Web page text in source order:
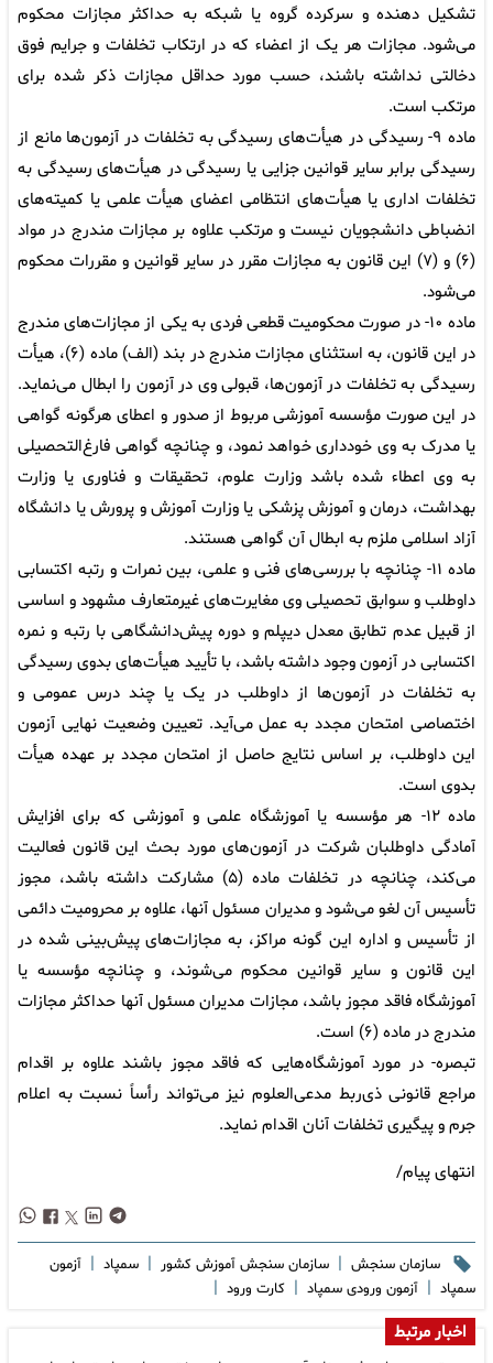
تشکیل ‌دهنده و سرکرده گروه یا شبکه به حداکثر مجازات محکوم
می‌شود. مجازات هر یک از اعضاء که در ارتکاب تخلفات و جرایم فوق
دخالتی نداشته باشند، حسب مورد حداقل مجازات ذکر شده برای
مرتکب است.
ماده ۹- رسیدگی در هیأت‌های رسیدگی به تخلفات در آزمون‌ها مانع از
رسیدگی برابر سایر قوانین جزایی یا رسیدگی در هیأت‌های رسیدگی به
تخلفات اداری یا هیأت‌های انتظامی اعضای هیأت علمی یا کمیته‌های
انضباطی دانشجویان نیست و مرتکب علاوه بر مجازات مندرج در مواد
(۶) و (۷) این قانون به مجازات مقرر در سایر قوانین و مقررات محکوم
می‌شود.
ماده ۱۰- در صورت محکومیت قطعی فردی به یکی از مجازات‌های مندرج
در این قانون، به استثنای مجازات مندرج در بند (الف) ماده (۶)، هیأت
رسیدگی به تخلفات در آزمون‌ها، قبولی وی در آزمون را ابطال می‌نماید.
در این صورت مؤسسه آموزشی مربوط از صدور و اعطای هرگونه گواهی
یا مدرک به وی خودداری خواهد نمود، و چنانچه گواهی فارغ‌التحصیلی
به وی اعطاء شده باشد وزارت علوم، تحقیقات و فناوری یا وزارت
بهداشت، درمان و آموزش پزشکی یا وزارت آموزش و پرورش یا دانشگاه
آزاد اسلامی ملزم به ابطال آن گواهی هستند.
ماده ۱۱- چنانچه با بررسی‌های فنی و علمی، بین نمرات و رتبه اکتسابی
داوطلب و سوابق تحصیلی وی مغایرت‌های غیرمتعارف مشهود و اساسی
از قبیل عدم تطابق معدل دیپلم و دوره پیش‌دانشگاهی با رتبه و نمره
اکتسابی در آزمون وجود داشته باشد، با تأیید هیأت‌های بدوی رسیدگی
به تخلفات در آزمون‌ها از داوطلب در یک یا چند درس عمومی و
اختصاصی امتحان مجدد به عمل می‌آید. تعیین وضعیت نهایی آزمون
این داوطلب، بر اساس نتایج حاصل از امتحان مجدد بر عهده هیأت
بدوی است.
ماده ۱۲- هر مؤسسه یا آموزشگاه علمی و آموزشی که برای افزایش
آمادگی داوطلبان شرکت در آزمون‌های مورد بحث این قانون فعالیت
می‌کند، چنانچه در تخلفات ماده (۵) مشارکت داشته باشد، مجوز
تأسیس آن لغو می‌شود و مدیران مسئول آنها، علاوه بر محرومیت دائمی
از تأسیس و اداره این گونه مراکز، به مجازات‌های پیش‌بینی شده در
این قانون و سایر قوانین محکوم می‌شوند، و چنانچه مؤسسه یا
آموزشگاه فاقد مجوز باشد، مجازات مدیران مسئول آنها حداکثر مجازات
مندرج در ماده (۶) است.
تبصره- در مورد آموزشگاه‌هایی که فاقد مجوز باشند علاوه بر اقدام
مراجع قانونی ذی‌ربط مدعی‌العلوم نیز می‌تواند رأساً نسبت به اعلام
جرم و پیگیری تخلفات آنان اقدام نماید.
انتهای پیام/
سازمان سنجش | سازمان سنجش آموزش کشور | سمپاد | آزمون
سمپاد | آزمون ورودی سمپاد | کارت ورود |
اخبار مرتبط